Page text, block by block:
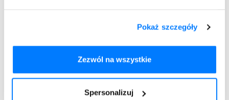
Pokaż szczegóły
Zezwól na wszystkie
Spersonalizuj
nasilenie działań niepożądanych zależą od indywidualnych
objawy niepożądane to m.in.:
ból głowy;
suchość błony śluzowej jamy ustnej;